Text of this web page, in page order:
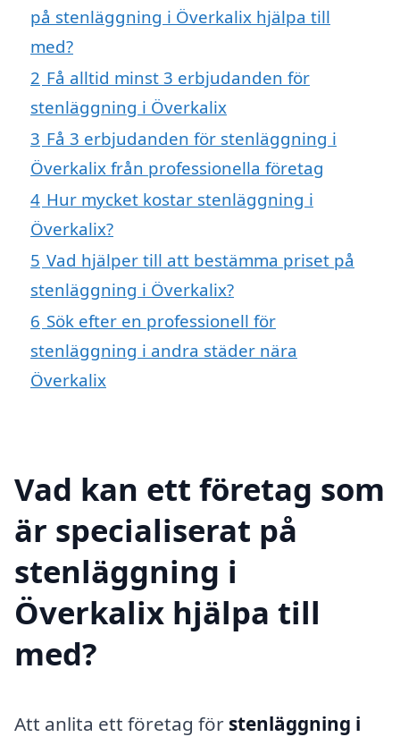
på stenläggning i Överkalix hjälpa till
med?
2 Få alltid minst 3 erbjudanden för
stenläggning i Överkalix
3 Få 3 erbjudanden för stenläggning i
Överkalix från professionella företag
4 Hur mycket kostar stenläggning i
Överkalix?
5 Vad hjälper till att bestämma priset på
stenläggning i Överkalix?
6 Sök efter en professionell för
stenläggning i andra städer nära
Överkalix
Vad kan ett företag som
är specialiserat på
stenläggning i
Överkalix hjälpa till
med?
Att anlita ett företag för stenläggning i